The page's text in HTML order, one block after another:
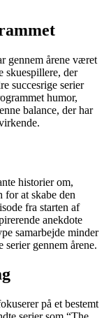
gennem årene været
skuespillere, der
succesrige serier
humor,
balance, der har
historier om,
for at skabe den
fra starten af
anekdote
samarbejde minder
gennem årene.
på et bestemt